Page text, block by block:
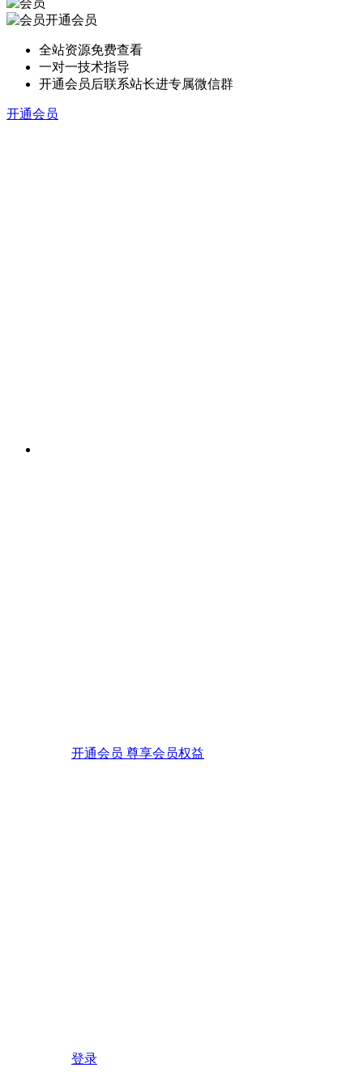
开通会员
全站资源免费查看
一对一技术指导
开通会员后联系站长进专属微信群
开通会员
开通会员 尊享会员权益
登录